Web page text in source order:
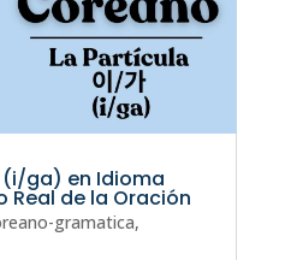
(i/ga) en Idioma
Real de la Oración
gramatica,